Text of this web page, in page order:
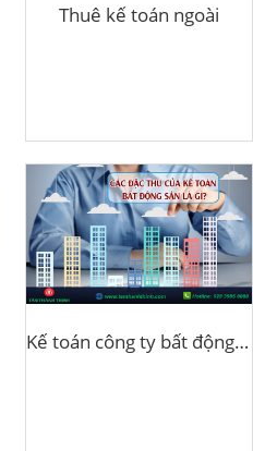
Thuê kế toán ngoài
Kế toán công ty bất động sản